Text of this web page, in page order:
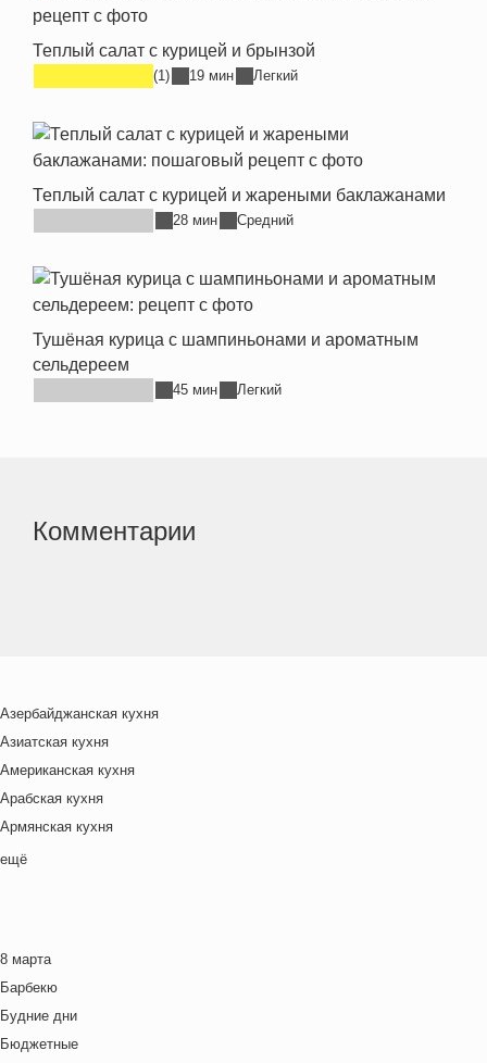
Теплый салат с курицей и брынзой
(1) 19 мин Легкий
Теплый салат с курицей и жареными баклажанами
28 мин Средний
Тушёная курица с шампиньонами и ароматным
сельдереем
45 мин Легкий
Комментарии
Азербайджанская кухня
Азиатская кухня
Американская кухня
Арабская кухня
Армянская кухня
Белорусская
Венгерская кухня
Греческая кухня
Грузинская кухня
Еврейская кухня
ещё
8 марта
Барбекю
Будние дни
Бюджетные